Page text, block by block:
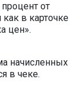
от
в карточке
цен».
начисленных
в чеке.